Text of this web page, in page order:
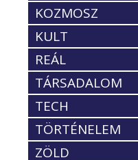
KOZMOSZ
KULT
REÁL
TÁRSADALOM
TECH
TÖRTÉNELEM
ZÖLD